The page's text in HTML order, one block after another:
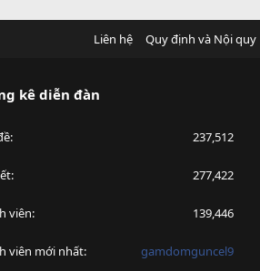
Liên hệ Quy định và Nội quy
kê diễn đàn
237,512
277,422
viên 139,446
viên mới nhất gamdomguncel9